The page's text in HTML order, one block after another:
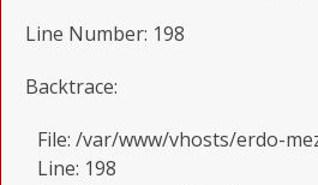
Line Number: 198
Backtrace:
File: /var/www/vhosts/erdo-
Line: 198